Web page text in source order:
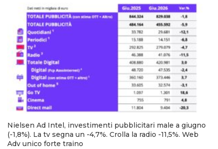
Nielsen Ad Intel, investimenti pubblicitari male a giugno
(-1,8%). La tv segna un -4,7%. Crolla la radio -11,5%. Web
Adv unico forte traino